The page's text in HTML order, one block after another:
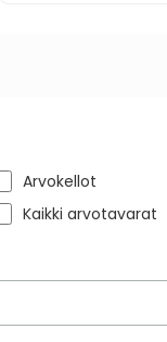
Arvokellot
Kaikki arvotavarat